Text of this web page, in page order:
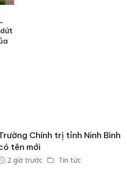
Chính trị tỉnh Ninh Bình
tên mới
2 giờ trước Tin tức